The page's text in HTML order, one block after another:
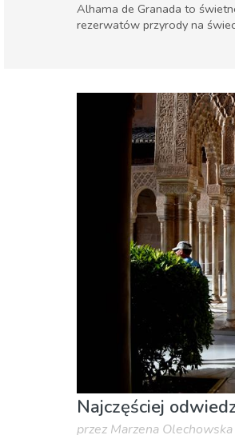
Alhama de Granada to
rezerwatów przyrody na
Muzeum & Sztuka
Najczęściej
przez Marzena